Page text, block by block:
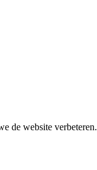
de website verbeteren.